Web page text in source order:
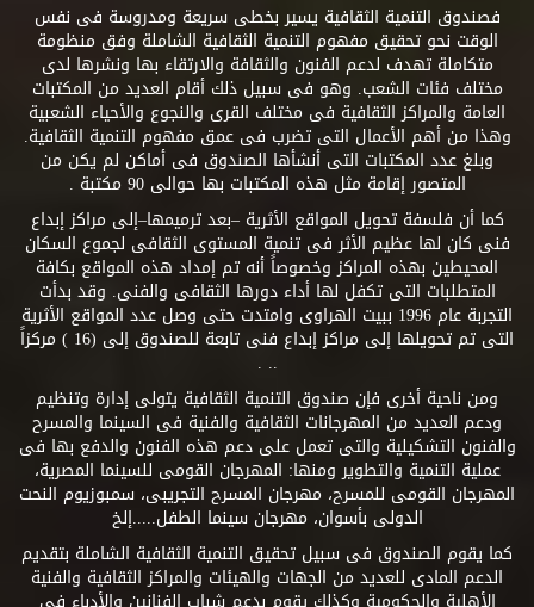
فصندوق التنمية الثقافية يسير بخطى سريعة ومدروسة فى نفس
الوقت نحو تحقيق مفهوم التنمية الثقافية الشاملة وفق منظومة
متكاملة تهدف لدعم الفنون والثقافة والارتقاء بها ونشرها لدى
مختلف فئات الشعب. وهو فى سبيل ذلك أقام العديد من المكتبات
العامة والمراكز الثقافية فى مختلف القرى والنجوع والأحياء الشعبية
وهذا من أهم الأعمال التى تضرب فى عمق مفهوم التنمية الثقافية.
وبلغ عدد المكتبات التى أنشأها الصندوق فى أماكن لم يكن من
المتصور إقامة مثل هذه المكتبات بها حوالى 90 مكتبة .
كما أن فلسفة تحويل المواقع الأثرية –بعد ترميمها–إلى مراكز إبداع
فنى كان لها عظيم الأثر فى تنمية المستوى الثقافى لجموع السكان
المحيطين بهذه المراكز وخصوصاً أنه تم إمداد هذه المواقع بكافة
المتطلبات التى تكفل لها أداء دورها الثقافى والفنى. وقد بدأت
التجربة عام 1996 ببيت الهراوى وامتدت حتى وصل عدد المواقع الأثرية
التى تم تحويلها إلى مراكز إبداع فنى تابعة للصندوق إلى (16 ) مركزاً
.. .
ومن ناحية أخرى فإن صندوق التنمية الثقافية يتولى إدارة وتنظيم
ودعم العديد من المهرجانات الثقافية والفنية فى السينما والمسرح
والفنون التشكيلية والتى تعمل على دعم هذه الفنون والدفع بها فى
عملية التنمية والتطوير ومنها: المهرجان القومى للسينما المصرية،
المهرجان القومى للمسرح، مهرجان المسرح التجريبى، سمبوزيوم النحت
الدولى بأسوان، مهرجان سينما الطفل.....إلخ
كما يقوم الصندوق فى سبيل تحقيق التنمية الثقافية الشاملة بتقديم
الدعم المادى للعديد من الجهات والهيئات والمراكز الثقافية والفنية